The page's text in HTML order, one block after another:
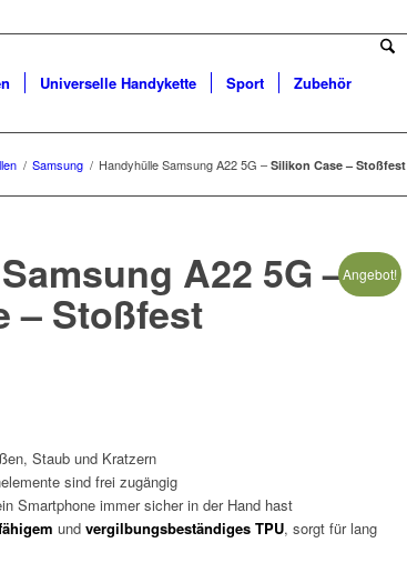
Universelle Handykette Sport Zubehör
/ Samsung / Handyhülle Samsung A22 5G – Silikon Case – Stoßfest
Angebot!
A22 5G –
– Stoßfest
Staub und Kratzern
sind frei zugängig
Smartphone immer sicher in der Hand hast
undvergilbungsbeständiges TPU, sorgt für lang